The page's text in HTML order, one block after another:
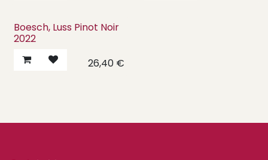
Boesch, Luss Pinot Noir
2022
26,40€